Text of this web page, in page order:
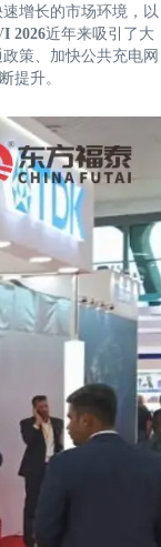
增长的市场环境，以
2026近年来吸引了大
策、加快公共充电网
提升。